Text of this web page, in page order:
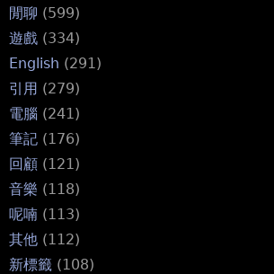
閒聊 (599)
遊戲 (334)
English (291)
引用 (279)
電腦 (241)
筆記 (176)
回顧 (121)
音樂 (118)
呢喃 (113)
其他 (112)
新標籤 (108)